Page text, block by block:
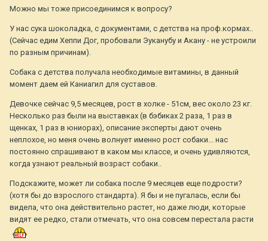
Можно мы тоже присоединимся к вопросу?
У нас сука шоколадка, с документами, с детства на проф.кормах..
(Сейчас едим Хеппи Дог, пробовали Эуканубу и Акану - не устроили
по разным причинам).
Собака с детства получала необходимые витамины, в данный
момент даем ей Каниагил для суставов.
Девочке сейчас 9,5 месяцев, рост в холке - 51см, вес около 23 кг.
Несколько раз были на выставках (в бэбиках 2 раза, 1 раз в
щенках, 1 раз в юниорах), описание эксперты дают очень
неплохое, но меня очень волнует именно рост собаки... нас
постоянно спрашивают в каком мы классе, и очень удивляются,
когда узнают реальный возраст собаки..
Подскажите, может ли собака после 9 месяцев еще подрости?
(хотя бы до взрослого стандарта). Я бы и не пугалась, если бы
видела, что она действительно растет, но даже люди, которые
видят ее редко, стали отмечать, что она совсем перестала расти